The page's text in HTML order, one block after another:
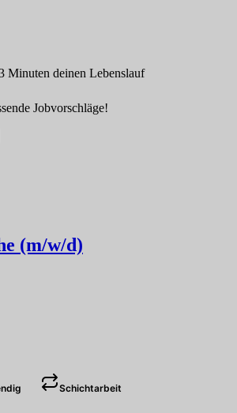
Minuten deinen Lebenslauf
Jobvorschläge!
(m/w/d)
Schichtarbeit